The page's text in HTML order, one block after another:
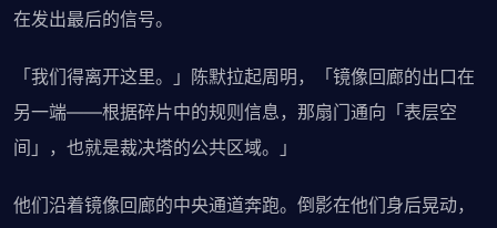
在发出最后的信号。
「我们得离开这里。」陈默拉起周明，「镜像回廊的出口在
另一端——根据碎片中的规则信息，那扇门通向「表层空
间」，也就是裁决塔的公共区域。」
他们沿着镜像回廊的中央通道奔跑。倒影在他们身后晃动，